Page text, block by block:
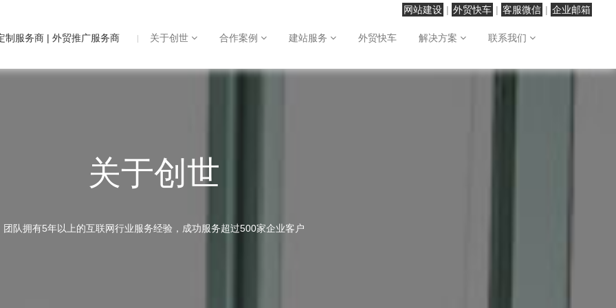
网站建设 | 外贸快车 | 客服微信 | 企业邮箱
制服务商 | 外贸推广服务商 关于创世 合作案例 建站服务 外贸快车 解决方案 联系我们
关于创世
团队拥有5年以上的互联网行业服务经验，成功服务超过500家企业客户